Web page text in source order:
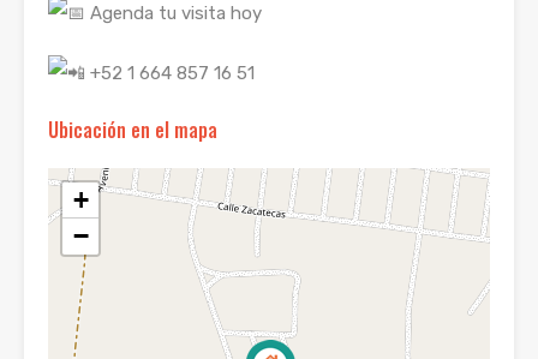
Agenda tu visita hoy
+52 1 664 857 16 51
Ubicación en el mapa
+
−